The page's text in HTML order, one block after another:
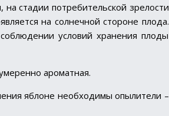
стадии потребительской зрелости
на солнечной стороне плода.
условий хранения плоды
ароматная.
яблоне необходимы опылители –